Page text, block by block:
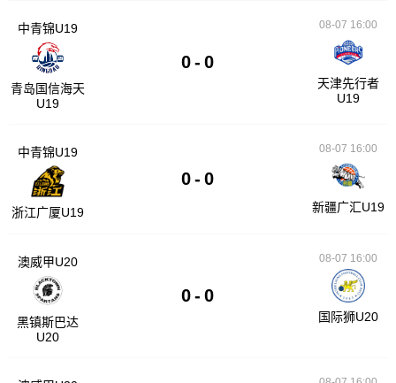
中青锦U19
青岛国信海天
U19
0 - 0
08-07 16:00
天津先行者
U19
中青锦U19
浙江广厦U19
0 - 0
08-07 16:00
新疆广汇U19
澳威甲U20
黑镇斯巴达
U20
0 - 0
08-07 16:00
国际狮U20